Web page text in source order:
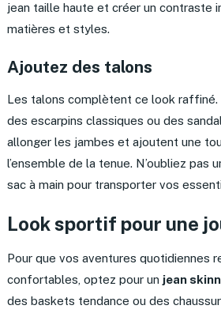
jean taille haute et créer un contraste
matières et styles.
Ajoutez des talons
Les talons complètent ce look raffiné.
des escarpins classiques ou des
allonger les jambes et ajoutent une
l’ensemble de la tenue. N’oubliez pas
sac à main pour transporter vos
Look sportif pour une
Pour que vos aventures quotidiennes
confortables, optez pour un jean
des baskets tendance ou des